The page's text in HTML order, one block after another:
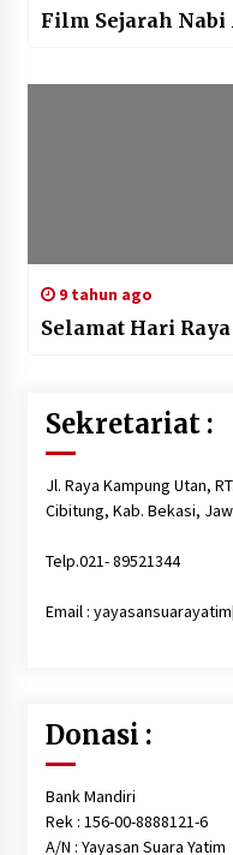
Film Sejarah Nabi
9 tahun ago
Selamat Hari Raya
Sekretariat :
Jl. Raya Kampung Utan,
Cibitung, Kab. Bekasi,
Telp.021- 89521344
Email :
Donasi :
Bank Mandiri
Rek : 156-00-8888121-6
A/N : Yayasan Suara Yatim